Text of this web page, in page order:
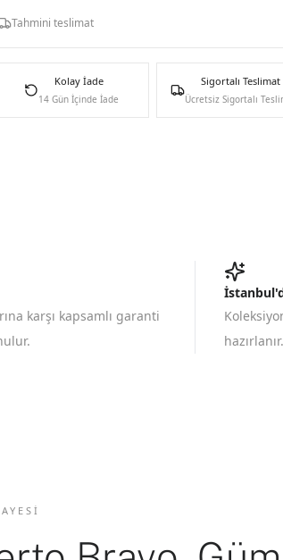
Tahmini teslimat
Kolay İade
14 Gün İçinde İade
Sigortalı Teslimat
Ücretsiz Sigortalı
karşı kapsamlı garanti
hazırlanır.